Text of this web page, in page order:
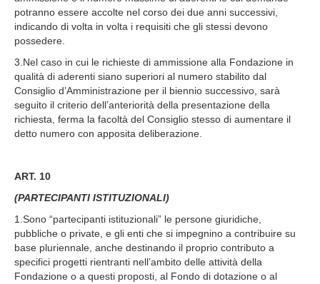
potranno essere accolte nel corso dei due anni successivi,
indicando di volta in volta i requisiti che gli stessi devono
possedere.
3.Nel caso in cui le richieste di ammissione alla Fondazione in
qualità di aderenti siano superiori al numero stabilito dal
Consiglio d’Amministrazione per il biennio successivo, sarà
seguito il criterio dell’anteriorità della presentazione della
richiesta, ferma la facoltà del Consiglio stesso di aumentare il
detto numero con apposita deliberazione.
ART. 10
(PARTECIPANTI ISTITUZIONALI)
1.Sono “partecipanti istituzionali” le persone giuridiche,
pubbliche o private, e gli enti che si impegnino a contribuire su
base pluriennale, anche destinando il proprio contributo a
specifici progetti rientranti nell’ambito delle attività della
Fondazione o a questi proposti, al Fondo di dotazione o al